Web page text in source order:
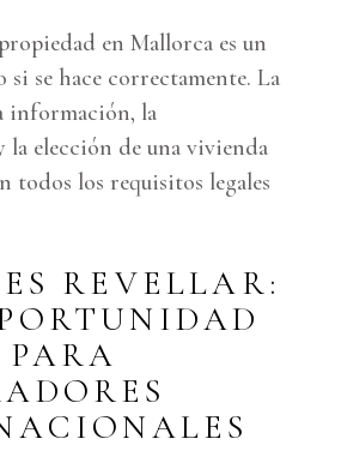
en Mallorca es un
si se hace correctamente. La
información, la
elección de una vivienda
todos los requisitos legales
REVELLAR: